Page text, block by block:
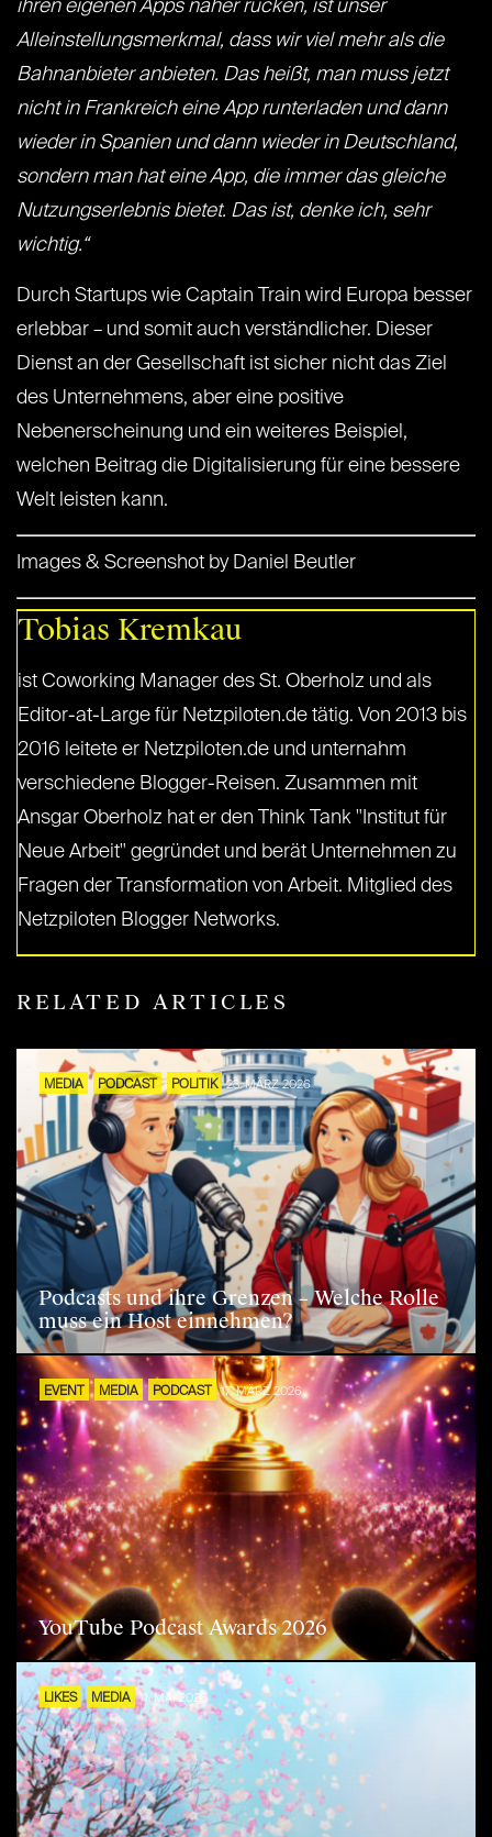
ihren eigenen Apps näher rücken, ist unser
Alleinstellungsmerkmal, dass wir viel mehr als die
Bahnanbieter anbieten. Das heißt, man muss jetzt
nicht in Frankreich eine App runterladen und dann
wieder in Spanien und dann wieder in Deutschland,
sondern man hat eine App, die immer das gleiche
Nutzungserlebnis bietet. Das ist, denke ich, sehr
wichtig.“
Durch Startups wie Captain Train wird Europa besser
erlebbar – und somit auch verständlicher. Dieser
Dienst an der Gesellschaft ist sicher nicht das Ziel
des Unternehmens, aber eine positive
Nebenerscheinung und ein weiteres Beispiel,
welchen Beitrag die Digitalisierung für eine bessere
Welt leisten kann.
Images & Screenshot by Daniel Beutler
Tobias Kremkau
ist Coworking Manager des St. Oberholz und als
Editor-at-Large für Netzpiloten.de tätig. Von 2013 bis
2016 leitete er Netzpiloten.de und unternahm
verschiedene Blogger-Reisen. Zusammen mit
Ansgar Oberholz hat er den Think Tank "Institut für
Neue Arbeit" gegründet und berät Unternehmen zu
Fragen der Transformation von Arbeit. Mitglied des
Netzpiloten Blogger Networks.
RELATED ARTICLES
MEDIA PODCAST POLITIK 23. MÄRZ 2026
Podcasts und ihre Grenzen – Welche Rolle
muss ein Host einnehmen?
EVENT MEDIA PODCAST 17. MÄRZ 2026
YouTube Podcast Awards 2026
LIKES MEDIA 11. MAI 2026